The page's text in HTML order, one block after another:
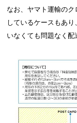
なお、ヤマト運輸の
しているケースもあ
いなくても問題なく配